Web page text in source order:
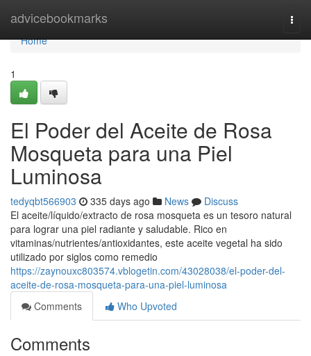
advicebookmarks
Home
Home
1
El Poder del Aceite de Rosa
Mosqueta para una Piel
Luminosa
tedyqbt566903 335 days ago News
Discuss
El aceite/líquido/extracto de rosa mosqueta es un tesoro natural
para lograr una piel radiante y saludable. Rico en
vitaminas/nutrientes/antioxidantes, este aceite vegetal ha sido
utilizado por siglos como remedio
https://zaynouxc803574.vblogetin.com/43028038/el-poder-del-
aceite-de-rosa-mosqueta-para-una-piel-luminosa
Comments
Who Upvoted
Comments